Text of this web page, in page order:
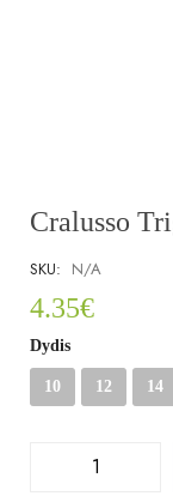
Cralusso
SKU: N/A
4.35€
Dydis
10 12 14